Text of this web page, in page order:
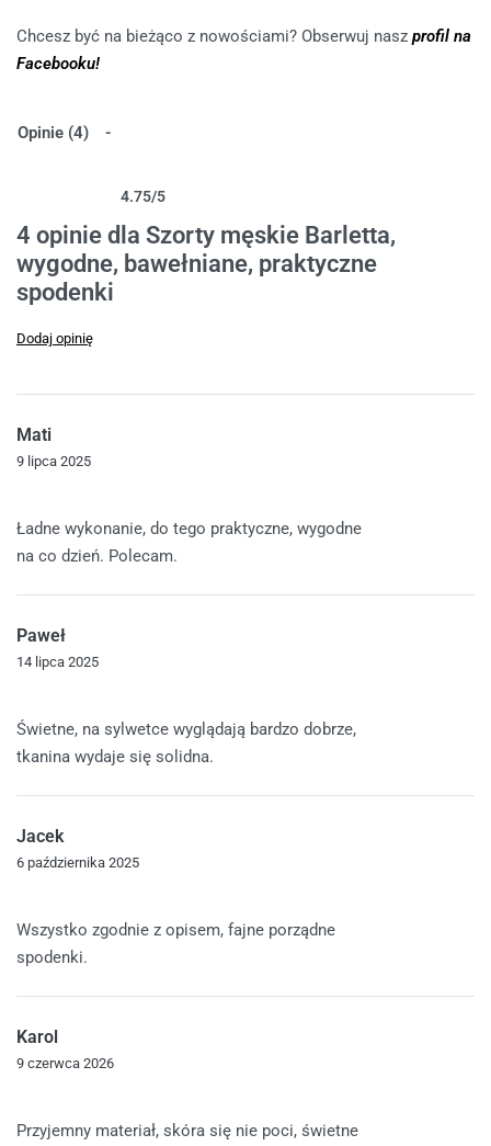
Chcesz być na bieżąco z nowościami? Obserwuj nasz profil na
Facebooku!
Opinie (4)
4.75/5
4 opinie dla Szorty męskie Barletta,
wygodne, bawełniane, praktyczne
spodenki
Dodaj opinię
Mati
9 lipca 2025
Ładne wykonanie, do tego praktyczne, wygodne
na co dzień. Polecam.
Paweł
14 lipca 2025
Świetne, na sylwetce wyglądają bardzo dobrze,
tkanina wydaje się solidna.
Jacek
6 października 2025
Wszystko zgodnie z opisem, fajne porządne
spodenki.
Karol
9 czerwca 2026
Przyjemny materiał, skóra się nie poci, świetne